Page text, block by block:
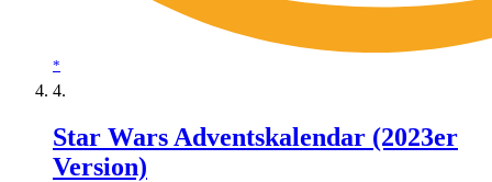
*
Star Wars Adventskalendar (2023er
Version)